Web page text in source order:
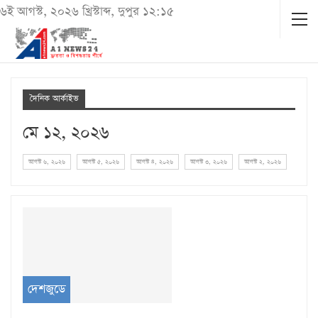
৬ই আগস্ট, ২০২৬ খ্রিস্টাব্দ, দুপুর ১২:১৫
দৈনিক আর্কাইভ
মে ১২, ২০২৬
আগস্ট ৬, ২০২৬ আগস্ট ৫, ২০২৬ আগস্ট ৪, ২০২৬ আগস্ট ৩, ২০২৬ আগস্ট ২, ২০২৬
দেশজুডে